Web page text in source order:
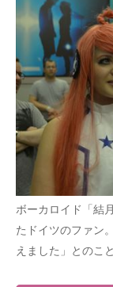
ボーカロイド「結
たドイツのファン
えました」とのこと